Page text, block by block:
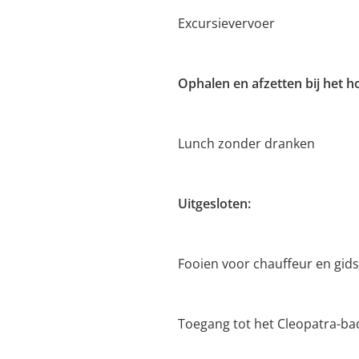
Excursievervoer
Ophalen en afzetten bij het
Lunch zonder dranken
Uitgesloten:
Fooien voor chauffeur en gids
Toegang tot het Cleopatra-